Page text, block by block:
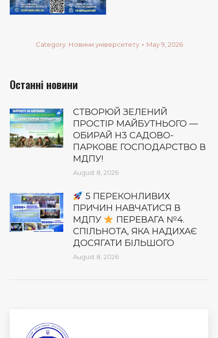
Category: Новини університету May 9, 2026
Останні новини
СТВОРЮЙ ЗЕЛЕНИЙ
ПРОСТІР МАЙБУТНЬОГО —
ОБИРАЙ Н3 САДОВО-
ПАРКОВЕ ГОСПОДАРСТВО В
МДПУ!
August 8, 2026
5 ПЕРЕКОНЛИВИХ
ПРИЧИН НАВЧАТИСЯ В
МДПУ
ПЕРЕВАГА №4.
СПІЛЬНОТА, ЯКА НАДИХАЄ
ДОСЯГАТИ БІЛЬШОГО
August 8, 2026